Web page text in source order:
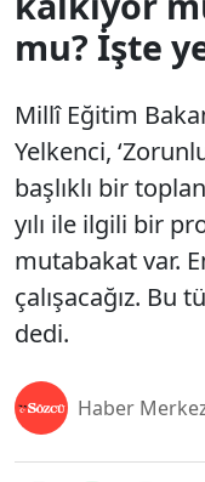
mu? İşte
Millî Eğitim
Yelkenci,
başlıklı bir
yılı ile ilgili bir
mutabakat var.
çalışacağız. Bu
dedi.
Haber